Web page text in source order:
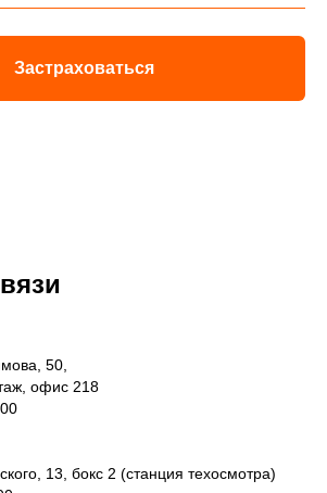
Застраховаться
50,
офис 218
13, бокс 2 (станция техосмотра)